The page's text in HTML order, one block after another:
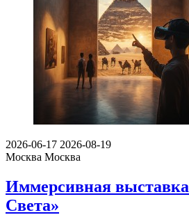
2026-06-17 2026-08-19
Москва Москва
Иммерсивная выставка
Света»